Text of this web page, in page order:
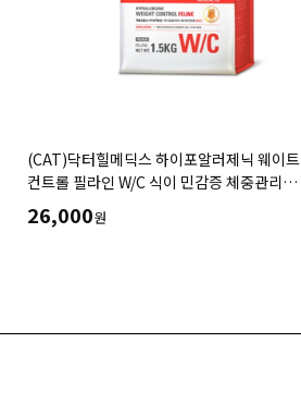
(CAT)닥터힐메딕스 하이포알러제닉 웨이트
컨트롤 필라인 W/C 식이 민감증 체중관리
(1.5kg,3.5kg)
26,000원